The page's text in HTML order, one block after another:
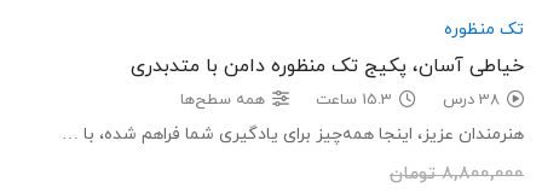
تک منظوره
خیاطی آسان، پکیج تک منظوره دامن با متدبدری
38 درس 15.3 ساعت همه سطح‌ها
هنرمندان عزیز، اینجا همه‌چیز برای یادگیری شما فراهم شده‌، با …
8,800,000 تومان